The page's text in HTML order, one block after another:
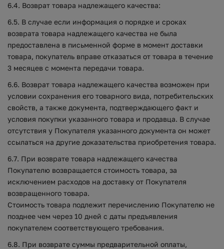
6.4. Возврат товара надлежащего качества:
6.5. В случае если информация о порядке и сроках
возврата товара надлежащего качества не была
предоставлена в письменной форме в момент доставки
товара, покупатель вправе отказаться от товара в течение
3 месяцев с момента передачи товара.
6.6. Возврат товара надлежащего качества возможен при
условии сохранения его товарного вида, потребительских
свойств, а также документа, подтверждающего факт и
условия покупки указанного товара и продавца. В случае
отсутствия у Покупателя указанного документа он может
ссылаться на другие доказательства приобретения товара.
6.7. При возврате товара надлежащего качества
Покупателю возвращается стоимость товара, за
исключением расходов на доставку от Покупателя
возвращенного товара.
Стоимость товара подлежит перечислению Покупателю не
позднее чем через 10 дней с даты предъявления
покупателем соответствующего требования.
6.8. При возврате суммы предварительной оплаты,